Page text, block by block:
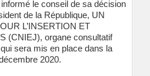
informé le conseil de sa décision
de la République, UN
L’INSERTION ET
(CNIEJ), organe consultatif
sera mis en place dans la
2020.